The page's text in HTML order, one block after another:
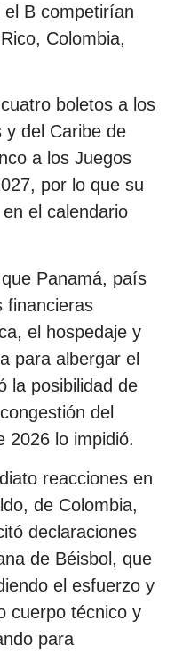
B competirían
Colombia,
boletos a los
y del Caribe de
a los Juegos
por lo que su
el calendario
Panamá, país
financieras
el hospedaje y
para albergar el
la posibilidad de
del
2026 lo impidió.
reacciones en
de Colombia,
declaraciones
de Béisbol, que
el esfuerzo y
cuerpo técnico y
para